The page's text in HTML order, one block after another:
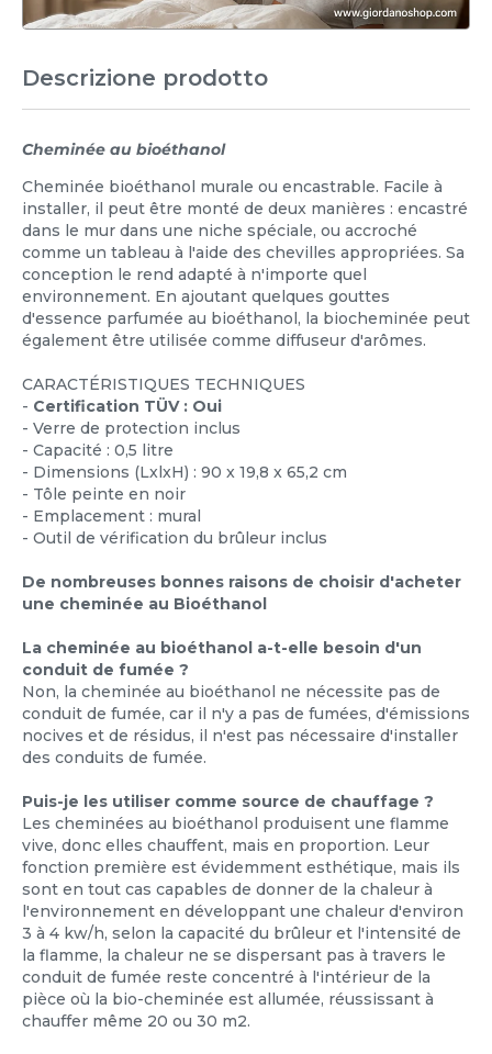
Descrizione prodotto
Cheminée au bioéthanol
Cheminée bioéthanol murale ou encastrable. Facile à
installer, il peut être monté de deux manières : encastré
dans le mur dans une niche spéciale, ou accroché
comme un tableau à l'aide des chevilles appropriées. Sa
conception le rend adapté à n'importe quel
environnement. En ajoutant quelques gouttes
d'essence parfumée au bioéthanol, la biocheminée peut
également être utilisée comme diffuseur d'arômes.
CARACTÉRISTIQUES TECHNIQUES
- Certification TÜV : Oui
- Verre de protection inclus
- Capacité : 0,5 litre
- Dimensions (LxlxH) : 90 x 19,8 x 65,2 cm
- Tôle peinte en noir
- Emplacement : mural
- Outil de vérification du brûleur inclus
De nombreuses bonnes raisons de choisir d'acheter
une cheminée au Bioéthanol
La cheminée au bioéthanol a-t-elle besoin d'un
conduit de fumée ?
Non, la cheminée au bioéthanol ne nécessite pas de
conduit de fumée, car il n'y a pas de fumées, d'émissions
nocives et de résidus, il n'est pas nécessaire d'installer
des conduits de fumée.
Puis-je les utiliser comme source de chauffage ?
Les cheminées au bioéthanol produisent une flamme
vive, donc elles chauffent, mais en proportion. Leur
fonction première est évidemment esthétique, mais ils
sont en tout cas capables de donner de la chaleur à
l'environnement en développant une chaleur d'environ
3 à 4 kw/h, selon la capacité du brûleur et l'intensité de
la flamme, la chaleur ne se dispersant pas à travers le
conduit de fumée reste concentré à l'intérieur de la
pièce où la bio-cheminée est allumée, réussissant à
chauffer même 20 ou 30 m2.